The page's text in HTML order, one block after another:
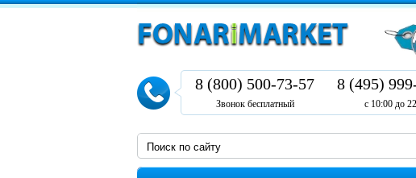
8 (800) 500-73-57
Звонок бесплатный
8 (495)
с 10:00 до